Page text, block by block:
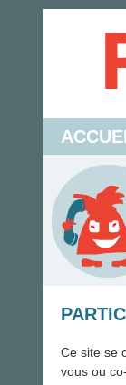
Ce site se
vous ou